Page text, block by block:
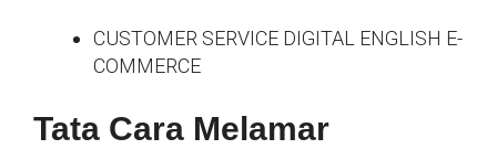
CUSTOMER SERVICE DIGITAL ENGLISH E-
COMMERCE
Tata Cara Melamar